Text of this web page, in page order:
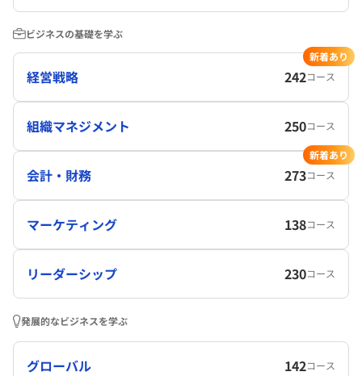
ビジネスの基礎を学ぶ
経営戦略 242コース
新着あり
組織マネジメント 250コース
会計・財務 273コース
新着あり
マーケティング 138コース
リーダーシップ 230コース
発展的なビジネスを学ぶ
グローバル 142コース